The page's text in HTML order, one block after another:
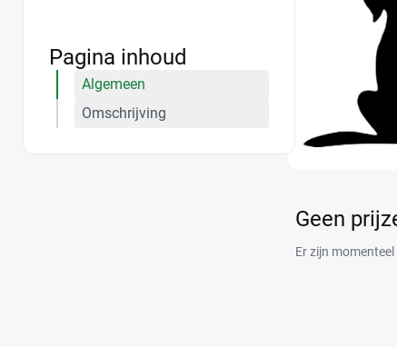
Geen
Er zijn
Pagina inhoud
Algemeen
Omschrijving